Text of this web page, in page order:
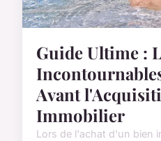
Guide Ultime :
Avant
Immobilier
Lors de l'achat d'un bien